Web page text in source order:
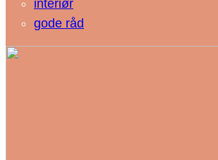
interiør
gode råd